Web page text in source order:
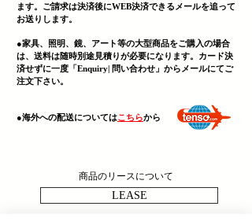
ます。ご請求は決済後にWEB決済できる メールを追って
お送りします。
●家具、照明、鏡、 アート等の大型商品をご購入の場合
は、送料は随時別途見積りが必要になります。カード決
済せずに一度「Enquiry| 問い合わせ」からメールにてご
注文下さい。
​●海外への配送についてはこちらから
商品のリースについて
LEASE